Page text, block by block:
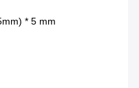
* 5 mm